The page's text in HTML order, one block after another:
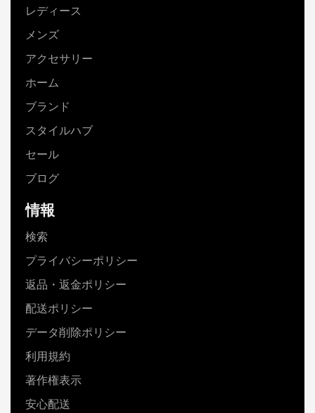
レディース
メンズ
アクセサリー
ホーム
ブランド
スタイルハブ
セール
ブログ
情報
検索
プライバシーポリシー
返品・返金ポリシー
配送ポリシー
データ削除ポリシー
利用規約
著作権表示
安心配送